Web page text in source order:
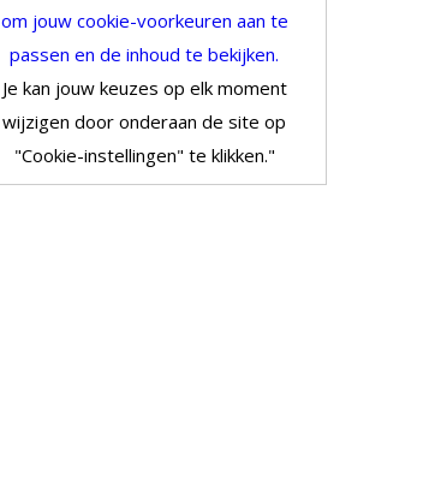
om jouw cookie-voorkeuren aan te
passen en de inhoud te bekijken.
Je kan jouw keuzes op elk moment
wijzigen door onderaan de site op
"Cookie-instellingen" te klikken."